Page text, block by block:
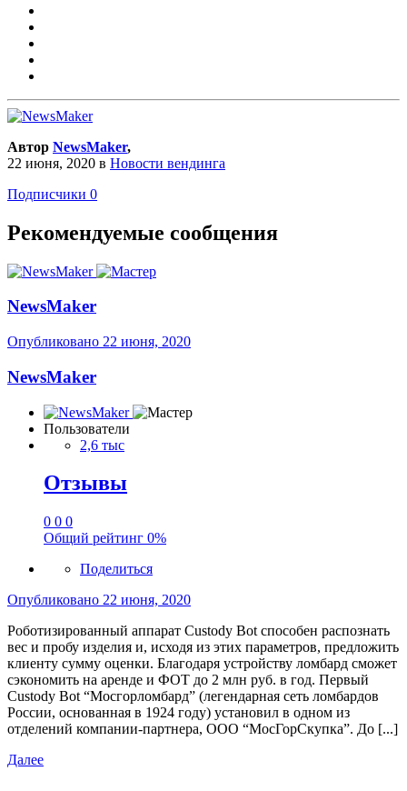
Автор NewsMaker,
22 июня, 2020 в Новости вендинга
Подписчики 0
Рекомендуемые сообщения
NewsMaker
Опубликовано 22 июня, 2020
NewsMaker
Пользователи
2,6 тыс
Отзывы
0 0 0
Общий рейтинг 0%
Поделиться
Опубликовано 22 июня, 2020
Роботизированный аппарат Custody Bot способен распознать
вес и пробу изделия и, исходя из этих параметров, предложить
клиенту сумму оценки. Благодаря устройству ломбард сможет
сэкономить на аренде и ФОТ до 2 млн руб. в год. Первый
Custody Bot “Мосгорломбард” (легендарная сеть ломбардов
России, основанная в 1924 году) установил в одном из
отделений компании-партнера, ООО “МосГорСкупка”. До [...]
Далее